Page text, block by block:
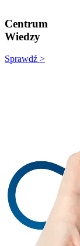
Centrum
Wiedzy
Sprawdź >